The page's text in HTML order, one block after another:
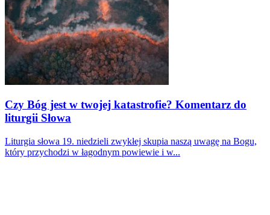
Czy Bóg jest w twojej katastrofie? Komentarz do
liturgii Słowa
Liturgia słowa 19. niedzieli zwykłej skupia naszą uwagę na Bogu,
który przychodzi w łagodnym powiewie i w...